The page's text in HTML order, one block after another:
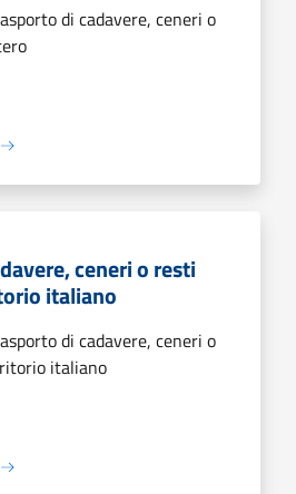
di cadavere, ceneri o
ceneri o resti
italiano
di cadavere, ceneri o
italiano